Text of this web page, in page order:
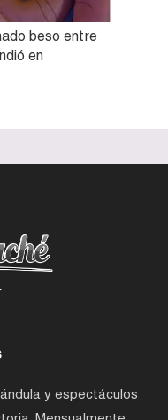
beso entre
en
y espectáculos